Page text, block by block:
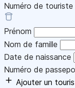
Numéro de touriste
Prénom
Nom de famille
Date de naissance
Numéro de
Ajouter un